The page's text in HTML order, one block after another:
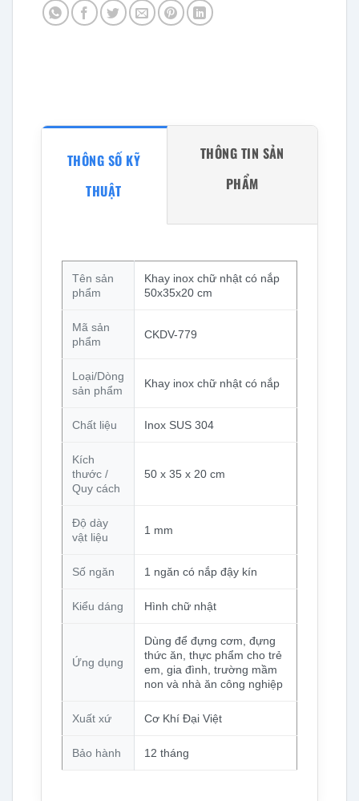
THÔNG SỐ KỸ
THUẬT
THÔNG TIN SẢN
PHẨM
Tên sản
phẩm
Khay inox chữ nhật có nắp
50x35x20 cm
Mã sản
phẩm
CKDV-779
Loại/Dòng
sản phẩm
Khay inox chữ nhật có nắp
Chất liệu Inox SUS 304
Kích
thước /
Quy cách
50 x 35 x 20 cm
Độ dày
vật liệu
1 mm
Số ngăn 1 ngăn có nắp đậy kín
Kiểu dáng Hình chữ nhật
Ứng dụng
Dùng để đựng cơm, đựng
thức ăn, thực phẩm cho trẻ
em, gia đình, trường mầm
non và nhà ăn công nghiệp
Xuất xứ Cơ Khí Đại Việt
Bảo hành 12 tháng